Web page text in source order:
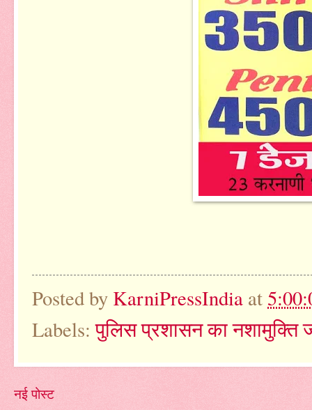
Posted by KarniPressIndia at
Labels:पुलिस प्रशासन का नशामुक्ति
नई पोस्ट